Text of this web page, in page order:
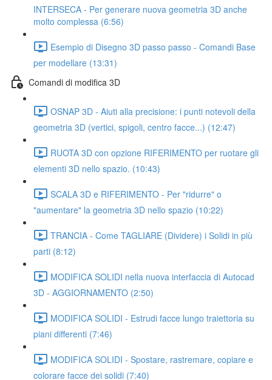
INTERSECA - Per generare nuova geometria 3D anche
molto complessa (6:56)
Esempio di Disegno 3D passo passo - Comandi Base
per modellare (13:31)
Comandi di modifica 3D
OSNAP 3D - Aiuti alla precisione: i punti notevoli della
geometria 3D (vertici, spigoli, centro facce...) (12:47)
RUOTA 3D con opzione RIFERIMENTO per ruotare gli
elementi 3D nello spazio. (10:43)
SCALA 3D e RIFERIMENTO - Per "ridurre" o
"aumentare" la geometria 3D nello spazio (10:22)
TRANCIA - Come TAGLIARE (Dividere) i Solidi in più
parti (8:12)
MODIFICA SOLIDI nella nuova interfaccia di Autocad
3D - AGGIORNAMENTO (2:50)
MODIFICA SOLIDI - Estrudi facce lungo traiettoria su
piani differenti (7:46)
MODIFICA SOLIDI - Spostare, rastremare, copiare e
colorare facce dei solidi (7:40)